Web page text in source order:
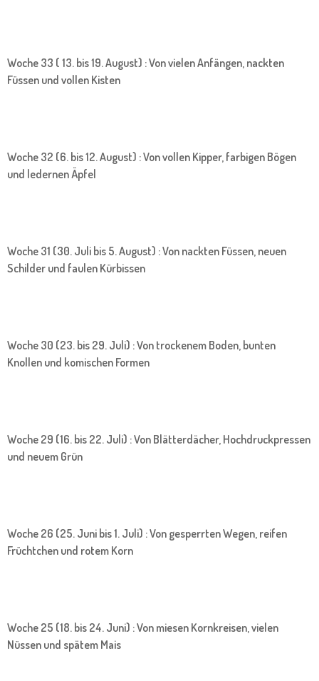
Woche 33 ( 13. bis 19. August) : Von vielen Anfängen, nackten
Füssen und vollen Kisten
Woche 32 (6. bis 12. August) : Von vollen Kipper, farbigen Bögen
und ledernen Äpfel
Woche 31 (30. Juli bis 5. August) : Von nackten Füssen, neuen
Schilder und faulen Kürbissen
Woche 30 (23. bis 29. Juli) : Von trockenem Boden, bunten
Knollen und komischen Formen
Woche 29 (16. bis 22. Juli) : Von Blätterdächer, Hochdruckpressen
und neuem Grün
Woche 26 (25. Juni bis 1. Juli) : Von gesperrten Wegen, reifen
Früchtchen und rotem Korn
Woche 25 (18. bis 24. Juni) : Von miesen Kornkreisen, vielen
Nüssen und spätem Mais